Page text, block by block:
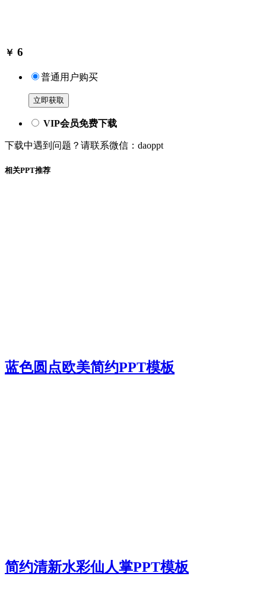
￥ 6
普通用户购买
立即获取
VIP会员免费下载
下载中遇到问题？请联系微信：daoppt
相关PPT推荐
蓝色圆点欧美简约PPT模板
简约清新水彩仙人掌PPT模板